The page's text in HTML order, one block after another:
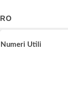
Numeri Utili